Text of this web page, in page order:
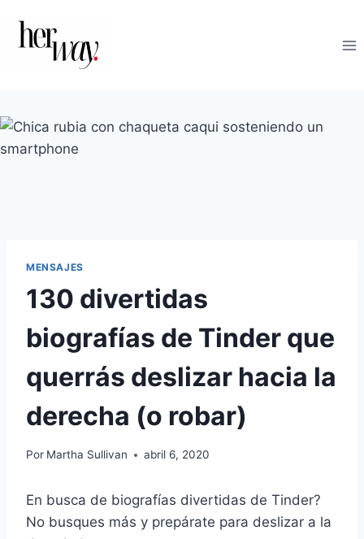
contenido
MENSAJES
130 divertidas
biografías de Tinder que
querrás deslizar hacia la
derecha (o robar)
Por Martha Sullivan abril 6, 2020
En busca de biografías divertidas de Tinder?
No busques más y prepárate para deslizar a la